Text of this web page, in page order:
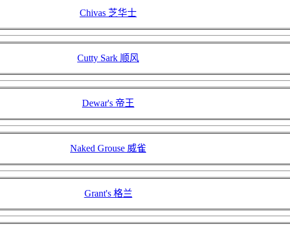
Chivas 芝华士
Cutty Sark 顺风
Dewar's 帝王
Naked Grouse 威雀
Grant's 格兰